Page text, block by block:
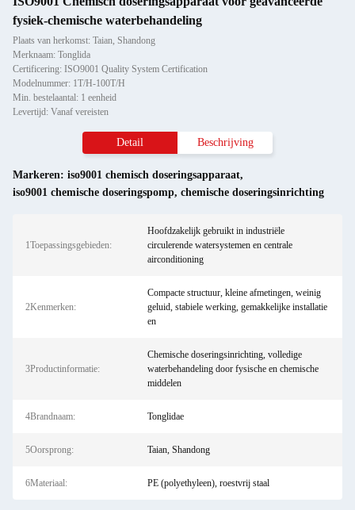
fysiek-chemische waterbehandeling
Plaats van herkomst: Taian, Shandong
Merknaam: Tonglida
Certificering: ISO9001 Quality System Certification
Modelnummer: 1T/H-100T/H
Min. bestelaantal: 1 eenheid
Levertijd: Vanaf vereisten
Detail Beschrijving
Markeren: iso9001 chemisch doseringsapparaat,
iso9001 chemische doseringspomp, chemische doseringsinrichting
1Toepassingsgebieden:
Hoofdzakelijk gebruikt in industriële
circulerende watersystemen en centrale
airconditioning
2Kenmerken:
Compacte structuur, kleine afmetingen, weinig
geluid, stabiele werking, gemakkelijke installatie
en
3Productinformatie:
Chemische doseringsinrichting, volledige
waterbehandeling door fysische en chemische
middelen
4Brandnaam: Tonglidae
5Oorsprong: Taian, Shandong
6Materiaal: PE (polyethyleen), roestvrij staal